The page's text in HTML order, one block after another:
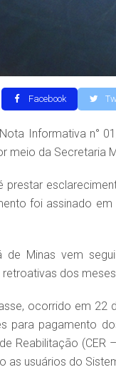
Facebook
Informativa n°
meio da Secretaria
prestar
foi assinado
de Minas vem
dos
ocorrido em 22
para pagamento
Reabilitação
as usuários do